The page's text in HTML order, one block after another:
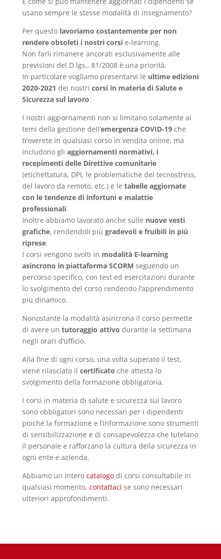
usano sempre le stesse modalità di insegnamento?
Per questo lavoriamo costantemente per non
rendere obsoleti i nostri corsie-learning.
Non farli rimanere ancorati esclusivamente alle
previsioni del D.lgs., 81/2008 è una priorità.
In particolare vogliamo presentarvi le ultime edizioni
2020-2021 dei nostri corsi in materia di Salute e
Sicurezza sul lavoro.
I nostri aggiornamenti non si limitano solamente ai
temi della gestione dell’emergenza COVID-19che
troverete in qualsiasi corso in vendita online, ma
includono gli aggiornamenti normativi, i
recepimenti delle Direttive comunitarie
(etichettatura, DPI, le problematiche del tecnostress,
del lavoro da remoto, etc.) e le tabelle aggiornate
con le tendenze di infortuni e malattie
professionali.
Inoltre abbiamo lavorato anche sulle nuove vesti
grafiche, rendendoli più gradevoli e fruibili in più
riprese.
I corsi vengono svolti in modalità E-learning
asincrono in piattaforma SCORM seguendo un
percorso specifico, con test ed esercitazioni durante
lo svolgimento del corso rendendo l’apprendimento
più dinamico.
Nonostante la modalità asincrona il corso permette
di avere un tutoraggio attivo durante la settimana
negli orari d’ufficio.
Alla fine di ogni corso, una volta superato il test,
viene rilasciato il certificato che attesta lo
svolgimento della formazione obbligatoria.
I corsi in materia di salute e sicurezza sul lavoro
sono obbligatori sono necessari per i dipendenti
poiché la formazione e l’informazione sono strumenti
di sensibilizzazione e di consapevolezza che tutelano
il personale e rafforzano la cultura della sicurezza in
ogni ente e azienda.
Abbiamo un intero catalogodi corsi consultabile in
qualsiasi momento, contattaci se sono necessari
ulteriori approfondimenti.